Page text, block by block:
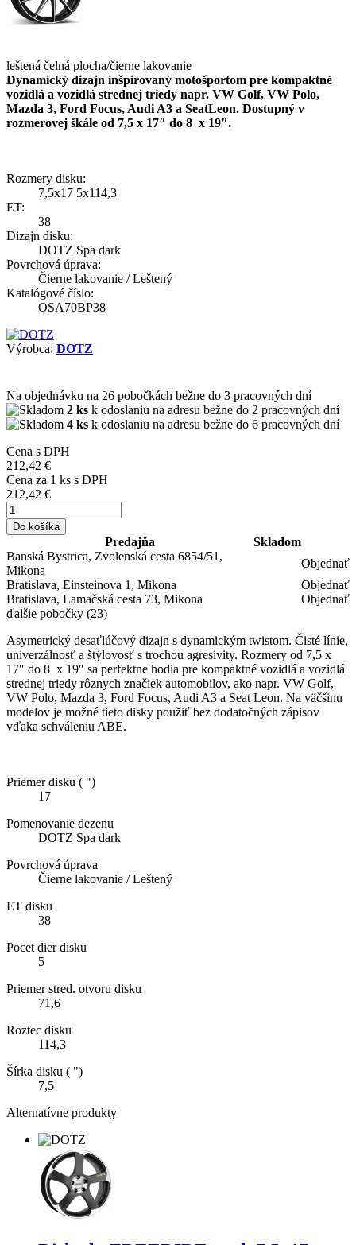
leštená čelná plocha/čierne lakovanie
Dynamický dizajn inšpirovaný motošportom pre kompaktné
vozidlá a vozidlá strednej triedy napr. VW Golf, VW Polo,
Mazda 3, Ford Focus, Audi A3 a SeatLeon. Dostupný v
rozmerovej škále od 7,5 x 17″ do 8 x 19″.
Rozmery disku:
7,5x17 5x114,3
ET:
38
Dizajn disku:
DOTZ Spa dark
Povrchová úprava:
Čierne lakovanie / Leštený
Katalógové číslo:
OSA70BP38
Výrobca: DOTZ
Na objednávku na 26 pobočkách bežne do 3 pracovných dní
2 ks k odoslaniu na adresu bežne do 2 pracovných dní
4 ks k odoslaniu na adresu bežne do 6 pracovných dní
Cena s DPH
212,42 €
Cena za 1 ks s DPH
212,42 €
Do košíka
Predajňa
Skladom
Banská Bystrica, Zvolenská cesta 6854/51,
Mikona
Objednať
Bratislava, Einsteinova 1, Mikona
Objednať
Bratislava, Lamačská cesta 73, Mikona
Objednať
ďalšie pobočky (23)
Asymetrický desaťlúčový dizajn s dynamickým twistom. Čisté línie,
univerzálnosť a štýlovosť s trochou agresivity. Rozmery od 7,5 x
17″ do 8 x 19″ sa perfektne hodia pre kompaktné vozidlá a vozidlá
strednej triedy rôznych značiek automobilov, ako napr. VW Golf,
VW Polo, Mazda 3, Ford Focus, Audi A3 a Seat Leon. Na väčšinu
modelov je možné tieto disky použiť bez dodatočných zápisov
vďaka schváleniu ABE.
Priemer disku ( ")
17
Pomenovanie dezenu
DOTZ Spa dark
Povrchová úprava
Čierne lakovanie / Leštený
ET disku
38
Pocet dier disku
5
Priemer stred. otvoru disku
71,6
Roztec disku
114,3
Šírka disku ( ")
7,5
Alternatívne produkty